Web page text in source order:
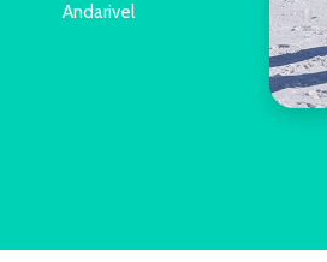
Andarivel